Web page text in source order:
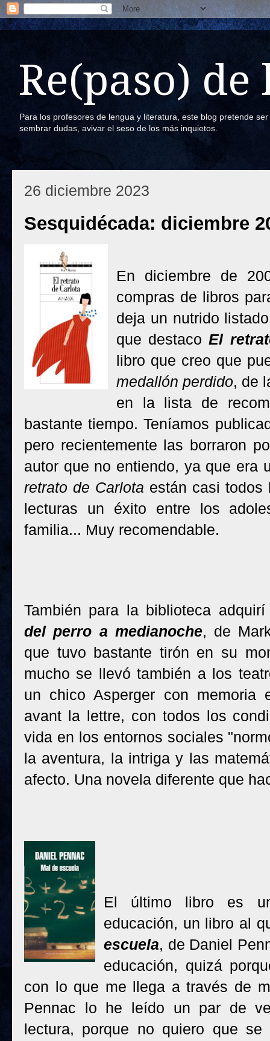
Re(paso) de
Para los profesores de lengua y literatura, este blog pretende
sembrar dudas, avivar el seso de los más inquietos.
26 diciembre 2023
Sesquidécada: diciembre
En diciembre de
compras de libros
deja un nutrido
que destacoEl
libro que creo que
medallón perdido, de
en la lista de
bastante tiempo. Teníamos
pero recientemente las borraron
autor que no entiendo, ya que
retrato de Carlota están casi todos
lecturas un éxito entre los
familia... Muy recomendable.
También para la biblioteca
del perro a medianoche, de
que tuvo bastante tirón en su
mucho se llevó también a los
un chico Asperger con memoria
avant la lettre, con todos los
vida en los entornos sociales
la aventura, la intriga y las
afecto. Una novela diferente que
El último libro es
educación, un libro al
escuela, de Daniel
educación, quizá
con lo que me llega a través de
Pennac lo he leído un par de
lectura, porque no quiero que